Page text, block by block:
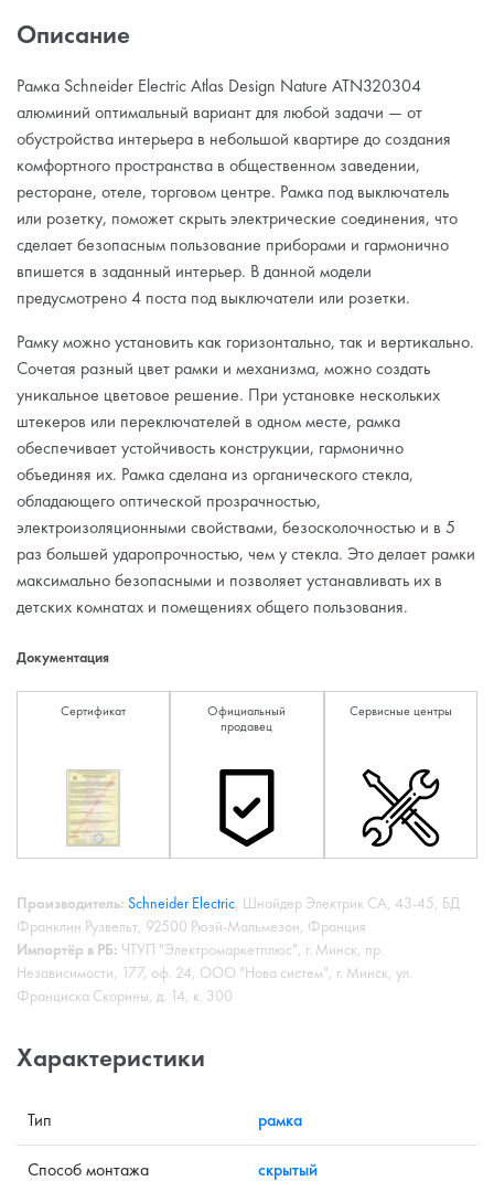
Описание
Рамка Schneider Electric Atlas Design Nature ATN320304
алюминий оптимальный вариант для любой задачи — от
обустройства интерьера в небольшой квартире до создания
комфортного пространства в общественном заведении,
ресторане, отеле, торговом центре. Рамка под выключатель
или розетку, поможет скрыть электрические соединения, что
сделает безопасным пользование приборами и гармонично
впишется в заданный интерьер. В данной модели
предусмотрено 4 поста под выключатели или розетки.
Рамку можно установить как горизонтально, так и вертикально.
Сочетая разный цвет рамки и механизма, можно создать
уникальное цветовое решение. При установке нескольких
штекеров или переключателей в одном месте, рамка
обеспечивает устойчивость конструкции, гармонично
объединяя их. Рамка сделана из органического стекла,
обладающего оптической прозрачностью,
электроизоляционными свойствами, безосколочностью и в 5
раз большей ударопрочностью, чем у стекла. Это делает рамки
максимально безопасными и позволяет устанавливать их в
детских комнатах и помещениях общего пользования.
Документация
Сертификат
Официальный
продавец
Сервисные центры
Производитель: Schneider Electric, Шнайдер Электрик СА, 43-45, БД
Франклин Рузвельт, 92500 Рюэй-Мальмезон, Франция
Импортёр в РБ: ЧТУП "Электромаркетплюс", г. Минск, пр.
Независимости, 177, оф. 24, ООО "Нова систем", г. Минск, ул.
Франциска Скорины, д. 14, к. 300
Характеристики
Тип рамка
Способ монтажа скрытый